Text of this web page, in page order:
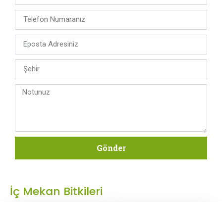
Gönder
İç Mekan Bitkileri